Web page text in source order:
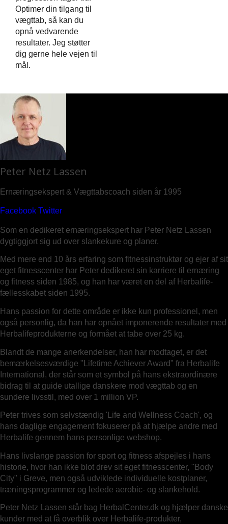
Optimer din tilgang til
vægttab, så kan du
opnå vedvarende
resultater. Jeg støtter
dig gerne hele vejen til
mål.
Peter Netz Lassen
Ernæringsekspert & Vægttabscoach siden år 1995
Facebook Twitter
Som en dedikeret ernæringsekspert har Peter Netz Lassen
dygtiggjort sig ud over slankekure og planer.
Med mere end 10 års erfaring som fitnessinstruktør og ejer af sit
eget fitnesscenter har Peter dedikeret sin karriere til ernæring
og fitness siden 1985, og han har været en del af Herbalife-
fællesskabet siden 1995.
Hans passion for dette område er ikke kun professionel, men
også personlig, da han har opnået imponerende resultater med
Herbalifeprodukterne og formået at tabe over 25 kg.
Blandt de mange anerkendelser, han har modtaget, er det
bemærkelsesværdige "Lifetime Achiever Award" fra Herbalife
International, der står som et symbol på hans ekstraordinære
bidrag til at guide utallige danskere mod vægttab og en
sundere livsstil, med over 1 million VP.
Peter trives som selvstændig 'Life and Wellness Coach', og
hans daglige engagement fokuserer på at hjælpe andre med
Herbalife gennem hans personlige webshop.
Hans livslange passion for sport og fitness afspejles i hans
historie, hvor han ikke blot drev sit eget fitnesscenter, "Body
City" i Greve, men også udviklede individuelle kostplaner,
træningsprogrammer og ledede aerobic- og slankehold.
Peter Netz Lassen står bag HerbalCenter.dk og hjælper danske
kunder med at få overblik over Herbalife-produkter,